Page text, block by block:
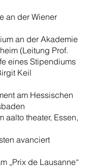
an der Wiener
an der Akademie
(Leitung Prof.
eines Stipendiums
Keil
am Hessischen
aalto theater, Essen,
avanciert
„Prix de Lausanne“